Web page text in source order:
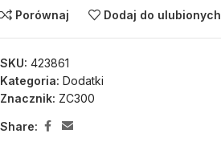
Porównaj Dodaj do ulubionych
SKU: 423861
Kategoria: Dodatki
Znacznik: ZC300
Share: